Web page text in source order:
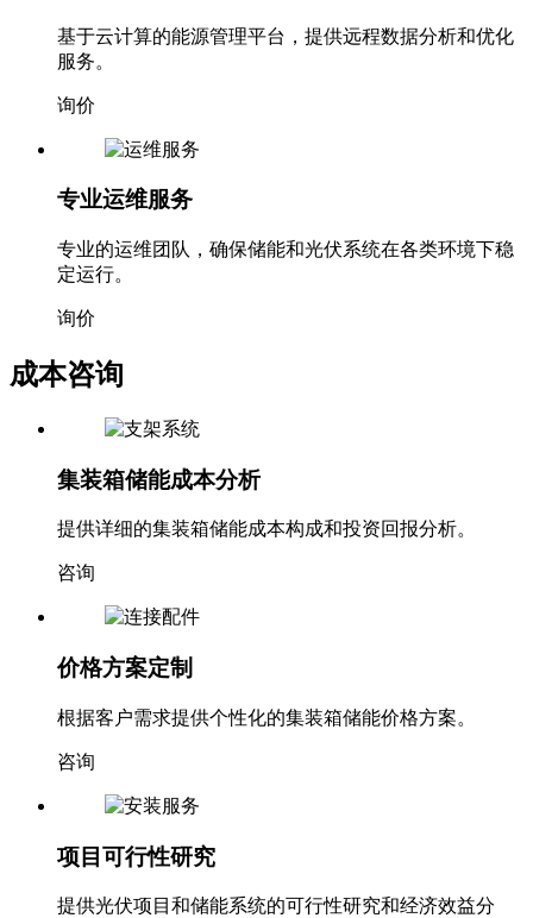
基于云计算的能源管理平台，提供远程数据分析和优化
服务。
询价
专业运维服务
专业的运维团队，确保储能和光伏系统在各类环境下稳
定运行。
询价
成本咨询
集装箱储能成本分析
提供详细的集装箱储能成本构成和投资回报分析。
咨询
价格方案定制
根据客户需求提供个性化的集装箱储能价格方案。
咨询
项目可行性研究
提供光伏项目和储能系统的可行性研究和经济效益分